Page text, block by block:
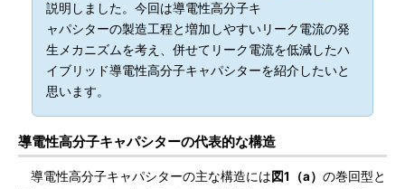
説明しました。今回は導電性高分子キ
ャパシターの製造工程と増加しやすいリーク電流の発
生メカニズムを考え、併せてリーク電流を低減したハ
イブリッド導電性高分子キャパシターを紹介したいと
思います。
導電性高分子キャパシターの代表的な構造
導電性高分子キャパシターの主な構造には図1（a） の巻回型と